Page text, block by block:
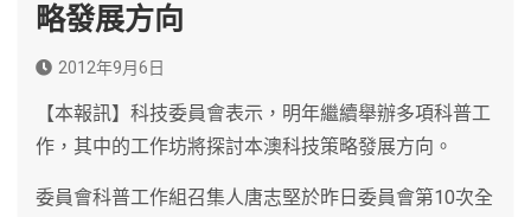
略發展方向
2012年9月6日
【本報訊】科技委員會表示，明年繼續舉辦多項科普工
作，其中的工作坊將探討本澳科技策略發展方向。
委員會科普工作組召集人唐志堅於昨日委員會第10次全